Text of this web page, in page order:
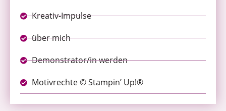
Kreativ-Impulse
über mich
Demonstrator/in werden
Motivrechte © Stampin’ Up!®